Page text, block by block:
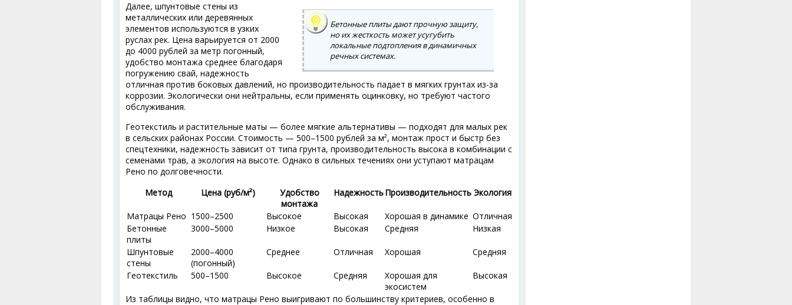
Бетонные плиты дают прочную защиту,
но их жесткость может усугубить
локальные подтопления в динамичных
речных системах.
Далее, шпунтовые стены из
металлических или деревянных
элементов используются в узких
руслах рек. Цена варьируется от 2000
до 4000 рублей за метр погонный,
удобство монтажа среднее благодаря
погружению свай, надежность
отличная против боковых давлений, но производительность падает в мягких грунтах из-за
коррозии. Экологически они нейтральны, если применять оцинковку, но требуют частого
обслуживания.
Геотекстиль и растительные маты — более мягкие альтернативы — подходят для малых рек
в сельских районах России. Стоимость — 500–1500 рублей за м², монтаж прост и быстр без
спецтехники, надежность зависит от типа грунта, производительность высока в комбинации с
семенами трав, а экология на высоте. Однако в сильных течениях они уступают матрацам
Рено по долговечности.
Метод
Цена (руб/м²)
Удобство
монтажа
НадежностьПроизводительность Экология
Матрацы Рено 1500–2500 Высокое Высокая Хорошая в динамике Отличная
Бетонные
плиты
3000–5000 Низкое Высокая Средняя Низкая
Шпунтовые
стены
2000–4000
(погонный)
Среднее Отличная Хорошая Средняя
Геотекстиль 500–1500 Высокое Средняя
Хорошая для
экосистем
Высокая
Из таблицы видно, что матрацы Рено выигривают по большинству критериев, особенно в